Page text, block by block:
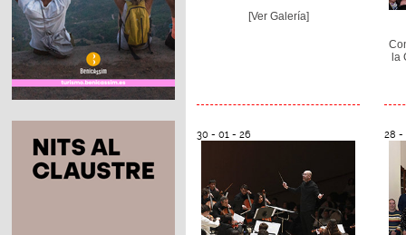
[Ver Galería]
la
30 - 01 - 26 28 -